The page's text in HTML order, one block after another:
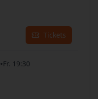
Tickets
•Fr. 19:30